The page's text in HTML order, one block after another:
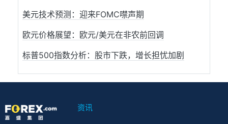
美元技术预测：迎来FOMC噤声期
欧元价格展望：欧元/美元在非农前回调
标普500指数分析：股市下跌，增长担忧加剧
资讯